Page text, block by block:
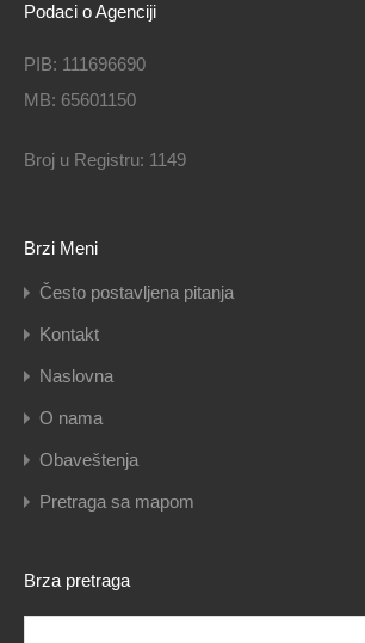
Podaci o Agenciji
PIB: 111696690
MB: 65601150
Broj u Registru: 1149
Brzi Meni
Često postavljena pitanja
Kontakt
Naslovna
O nama
Obaveštenja
Pretraga sa mapom
Brza pretraga